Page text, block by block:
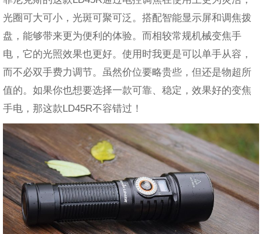
光圈可大可小，光斑可聚可泛。搭配智能显示屏和调焦拨
盘，能够带来更为便利的体验。而相较常规机械变焦手
电，它的光照效果也更好。使用时我更是可以单手从容，
而不必双手费力调节。虽然价位要略贵些，但还是物超所
值的。如果你也想要选择一款可靠、稳定，效果好的变焦
手电，那这款LD45R不容错过！